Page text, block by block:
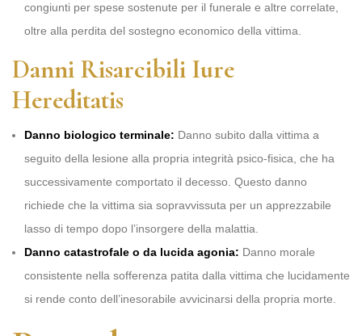
congiunti per spese sostenute per il funerale e altre correlate,
oltre alla perdita del sostegno economico della vittima.
Danni Risarcibili Iure
Hereditatis
Danno biologico terminale: Danno subito dalla vittima a
seguito della lesione alla propria integrità psico-fisica, che ha
successivamente comportato il decesso. Questo danno
richiede che la vittima sia sopravvissuta per un apprezzabile
lasso di tempo dopo l’insorgere della malattia.
Danno catastrofale o da lucida agonia: Danno morale
consistente nella sofferenza patita dalla vittima che lucidamente
si rende conto dell’inesorabile avvicinarsi della propria morte.